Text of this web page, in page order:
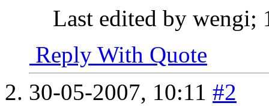
Last edited by wengi;
Reply With Quote
30-05-2007, 10:11 #2